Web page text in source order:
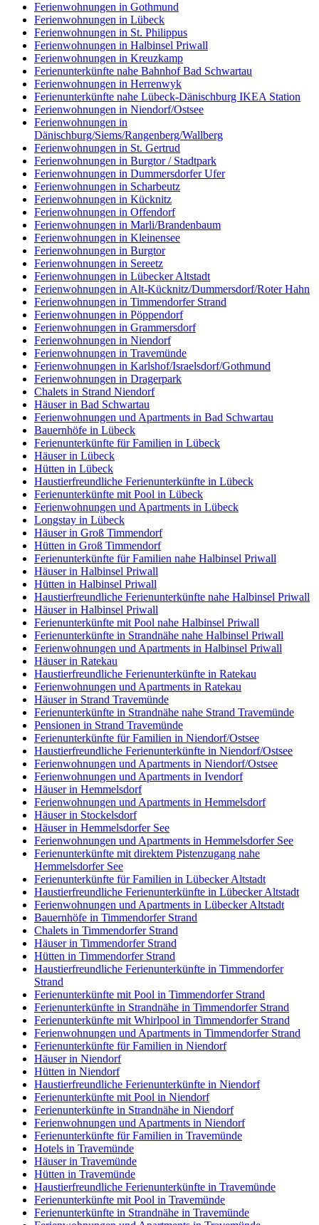
Ferienwohnungen in Gothmund
Ferienwohnungen in Lübeck
Ferienwohnungen in St. Philippus
Ferienwohnungen in Halbinsel Priwall
Ferienwohnungen in Kreuzkamp
Ferienunterkünfte nahe Bahnhof Bad Schwartau
Ferienwohnungen in Herrenwyk
Ferienunterkünfte nahe Lübeck-Dänischburg IKEA Station
Ferienwohnungen in Niendorf/Ostsee
Ferienwohnungen in
Dänischburg/Siems/Rangenberg/Wallberg
Ferienwohnungen in St. Gertrud
Ferienwohnungen in Burgtor / Stadtpark
Ferienwohnungen in Dummersdorfer Ufer
Ferienwohnungen in Scharbeutz
Ferienwohnungen in Kücknitz
Ferienwohnungen in Offendorf
Ferienwohnungen in Marli/Brandenbaum
Ferienwohnungen in Kleinensee
Ferienwohnungen in Burgtor
Ferienwohnungen in Sereetz
Ferienwohnungen in Lübecker Altstadt
Ferienwohnungen in Alt-Kücknitz/Dummersdorf/Roter Hahn
Ferienwohnungen in Timmendorfer Strand
Ferienwohnungen in Pöppendorf
Ferienwohnungen in Grammersdorf
Ferienwohnungen in Niendorf
Ferienwohnungen in Travemünde
Ferienwohnungen in Karlshof/Israelsdorf/Gothmund
Ferienwohnungen in Dragerpark
Chalets in Strand Niendorf
Häuser in Bad Schwartau
Ferienwohnungen und Apartments in Bad Schwartau
Bauernhöfe in Lübeck
Ferienunterkünfte für Familien in Lübeck
Häuser in Lübeck
Hütten in Lübeck
Haustierfreundliche Ferienunterkünfte in Lübeck
Ferienunterkünfte mit Pool in Lübeck
Ferienwohnungen und Apartments in Lübeck
Longstay in Lübeck
Häuser in Groß Timmendorf
Hütten in Groß Timmendorf
Ferienunterkünfte für Familien nahe Halbinsel Priwall
Häuser in Halbinsel Priwall
Hütten in Halbinsel Priwall
Haustierfreundliche Ferienunterkünfte nahe Halbinsel Priwall
Häuser in Halbinsel Priwall
Ferienunterkünfte mit Pool nahe Halbinsel Priwall
Ferienunterkünfte in Strandnähe nahe Halbinsel Priwall
Ferienwohnungen und Apartments in Halbinsel Priwall
Häuser in Ratekau
Haustierfreundliche Ferienunterkünfte in Ratekau
Ferienwohnungen und Apartments in Ratekau
Häuser in Strand Travemünde
Ferienunterkünfte in Strandnähe nahe Strand Travemünde
Pensionen in Strand Travemünde
Ferienunterkünfte für Familien in Niendorf/Ostsee
Haustierfreundliche Ferienunterkünfte in Niendorf/Ostsee
Ferienwohnungen und Apartments in Niendorf/Ostsee
Ferienwohnungen und Apartments in Ivendorf
Häuser in Hemmelsdorf
Ferienwohnungen und Apartments in Hemmelsdorf
Häuser in Stockelsdorf
Häuser in Hemmelsdorfer See
Ferienwohnungen und Apartments in Hemmelsdorfer See
Ferienunterkünfte mit direktem Pistenzugang nahe
Hemmelsdorfer See
Ferienunterkünfte für Familien in Lübecker Altstadt
Haustierfreundliche Ferienunterkünfte in Lübecker Altstadt
Ferienwohnungen und Apartments in Lübecker Altstadt
Bauernhöfe in Timmendorfer Strand
Chalets in Timmendorfer Strand
Häuser in Timmendorfer Strand
Hütten in Timmendorfer Strand
Haustierfreundliche Ferienunterkünfte in Timmendorfer
Strand
Ferienunterkünfte mit Pool in Timmendorfer Strand
Ferienunterkünfte in Strandnähe in Timmendorfer Strand
Ferienunterkünfte mit Whirlpool in Timmendorfer Strand
Ferienwohnungen und Apartments in Timmendorfer Strand
Ferienunterkünfte für Familien in Niendorf
Häuser in Niendorf
Hütten in Niendorf
Haustierfreundliche Ferienunterkünfte in Niendorf
Ferienunterkünfte mit Pool in Niendorf
Ferienunterkünfte in Strandnähe in Niendorf
Ferienwohnungen und Apartments in Niendorf
Ferienunterkünfte für Familien in Travemünde
Hotels in Travemünde
Häuser in Travemünde
Hütten in Travemünde
Haustierfreundliche Ferienunterkünfte in Travemünde
Ferienunterkünfte mit Pool in Travemünde
Ferienunterkünfte in Strandnähe in Travemünde